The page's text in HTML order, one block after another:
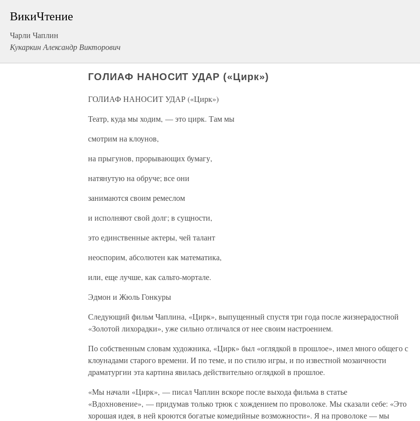
ВикиЧтение
Чарли Чаплин
Кукаркин Александр Викторович
ГОЛИАФ НАНОСИТ УДАР («Цирк»)
ГОЛИАФ НАНОСИТ УДАР («Цирк»)
Театр, куда мы ходим, — это цирк. Там мы
смотрим на клоунов,
на прыгунов, прорывающих бумагу,
натянутую на обруче; все они
занимаются своим ремеслом
и исполняют свой долг; в сущности,
это единственные актеры, чей талант
неоспорим, абсолютен как математика,
или, еще лучше, как сальто-мортале.
Эдмон и Жюль Гонкуры
Следующий фильм Чаплина, «Цирк», выпущенный спустя три года после жизнерадостной
«Золотой лихорадки», уже сильно отличался от нее своим настроением.
По собственным словам художника, «Цирк» был «оглядкой в прошлое», имел много общего с
клоунадами старого времени. И по теме, и по стилю игры, и по известной мозаичности
драматургии эта картина явилась действительно оглядкой в прошлое.
«Мы начали «Цирк», — писал Чаплин вскоре после выхода фильма в статье
«Вдохновение», — придумав только трюк с хождением по проволоке. Мы сказали себе: «Это
хорошая идея, в ней кроются богатые комедийные возможности». Я на проволоке — мы